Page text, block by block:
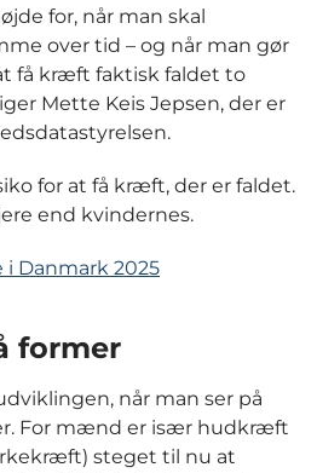
for, når man skal
over tid – og når man gør
få kræft faktisk faldet to
Mette Keis Jepsen, der er
for at få kræft, der er faldet.
end kvindernes.
Danmark 2025
former
når man ser på
For mænd er især hudkræft
steget til nu at